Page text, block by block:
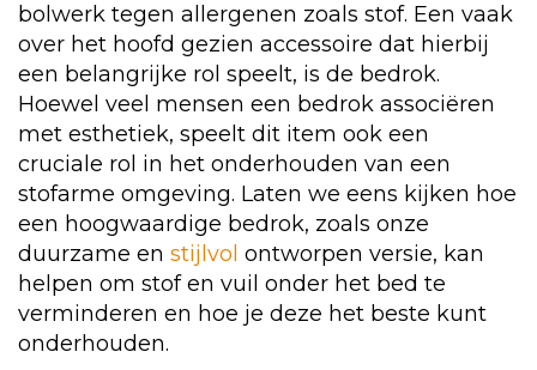
bolwerk tegen allergenen zoals stof. Een vaak
over het hoofd gezien accessoire dat hierbij
een belangrijke rol speelt, is de bedrok.
Hoewel veel mensen een bedrok associëren
met esthetiek, speelt dit item ook een
cruciale rol in het onderhouden van een
stofarme omgeving. Laten we eens kijken hoe
een hoogwaardige bedrok, zoals onze
duurzame en stijlvol ontworpen versie, kan
helpen om stof en vuil onder het bed te
verminderen en hoe je deze het beste kunt
onderhouden.